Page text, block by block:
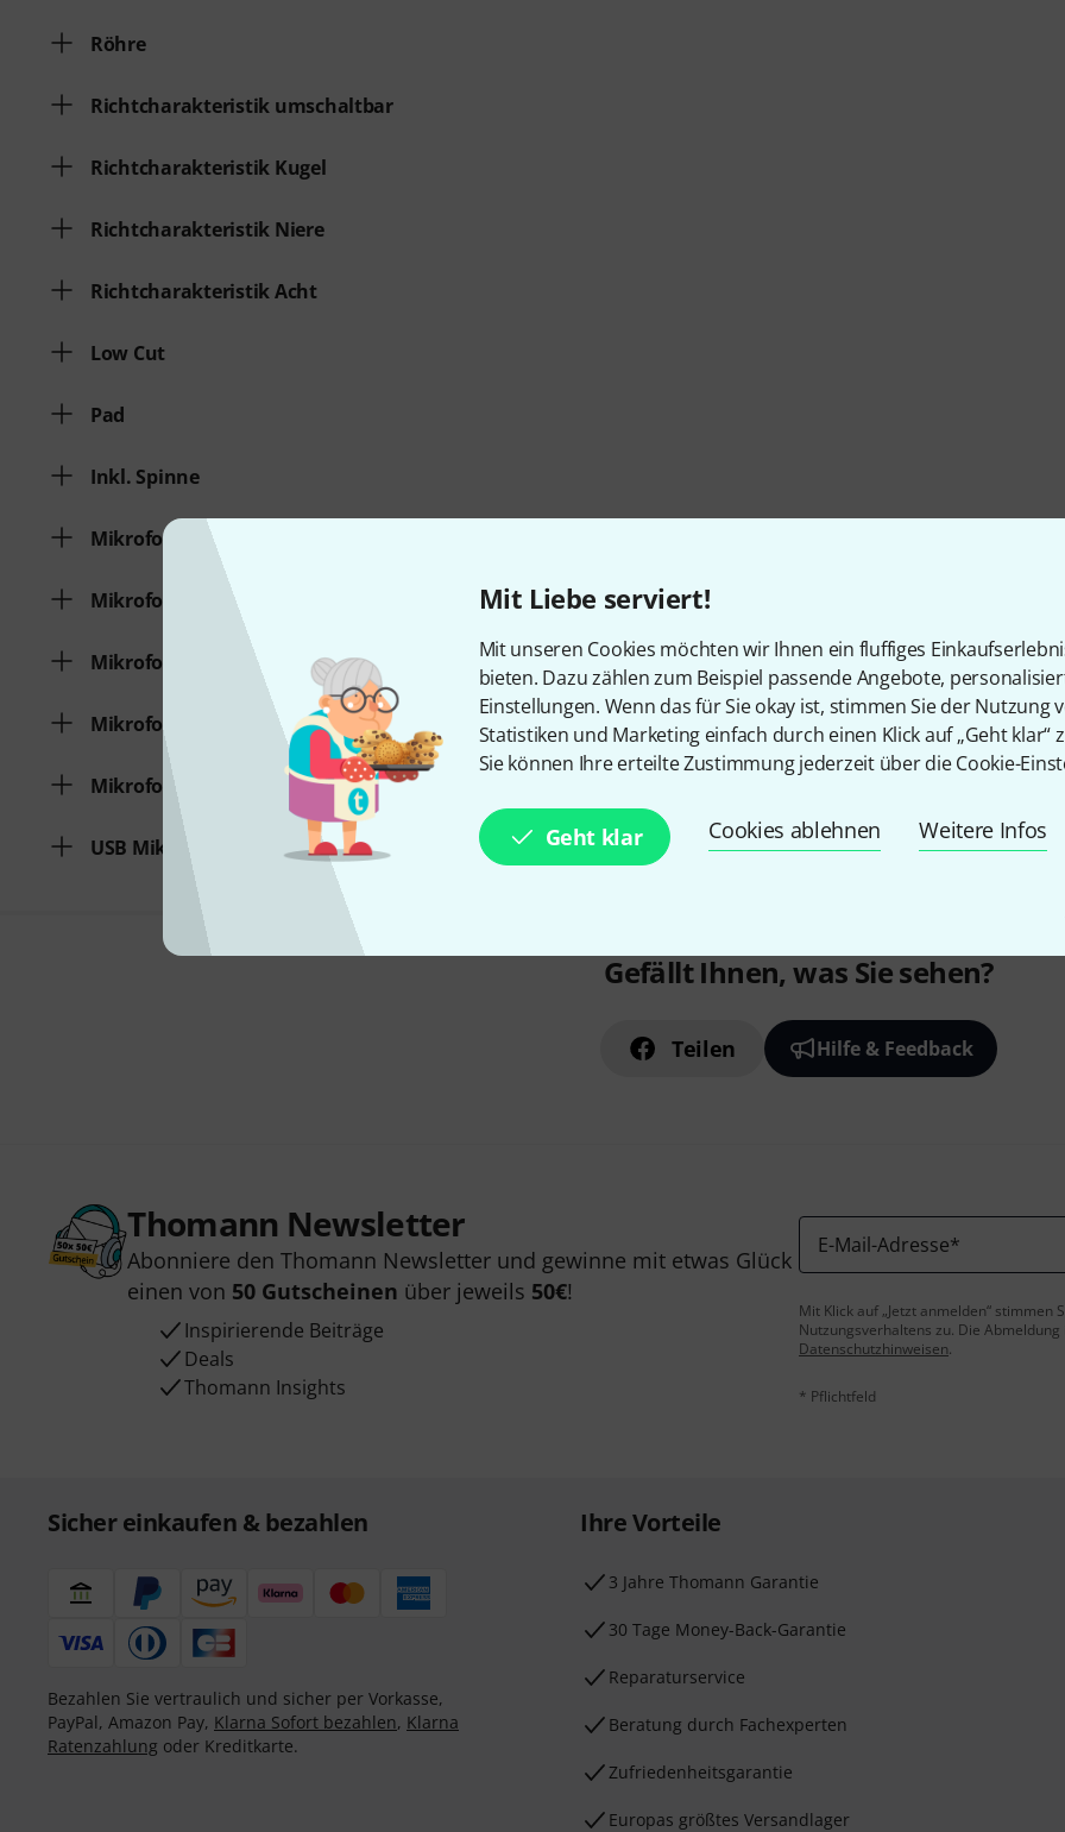
Mit Liebe serviert!
Mit unseren Cookies möchten wir Ihnen ein fluffiges
bieten. Dazu zählen zum Beispiel passende Angebote,
Einstellungen. Wenn das für Sie okay ist, stimmen Sie der Nutzung
Statistiken und Marketing einfach durch einen Klick auf „Geht klar“
Sie können Ihre erteilte Zustimmung jederzeit über die Cookie-
Geht klar Cookies ablehnen Weitere Infos
Röhre
Richtcharakteristik umschaltbar
Richtcharakteristik Kugel
Richtcharakteristik Niere
Richtcharakteristik Acht
Low Cut
Pad
Inkl. Spinne
Mikrofonset für Gitarre
Mikrofonset für Drums
Mikrofonset für Gesang / Sprache
Mikrofonset für Kamera
Mikrofonset für Blasinstrumente
USB Mikrofon
Gefällt Ihnen, was Sie sehen?
Teilen Hilfe & Feedback
Thomann Newsletter
Abonniere den Thomann Newsletter und gewinne mit etwas Glück
einen von 50 Gutscheinen über jeweils 50€!
Inspirierende Beiträge
Deals
Thomann Insights
E-Mail-Adresse*
Mit Klick auf „Jetzt anmelden“
Nutzungsverhaltens zu. Die
Datenschutzhinweisen.
* Pflichtfeld
Sicher einkaufen & bezahlen
Bezahlen Sie vertraulich und sicher per Vorkasse,
PayPal, Amazon Pay, Klarna Sofort bezahlen, Klarna
Ratenzahlung oder Kreditkarte.
Ihre Vorteile
3 Jahre Thomann Garantie
30 Tage Money-Back-Garantie
Reparaturservice
Beratung durch Fachexperten
Zufriedenheitsgarantie
Europas größtes Versandlager